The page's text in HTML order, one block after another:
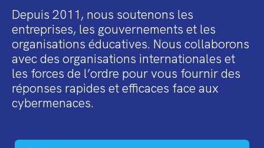
Depuis 2011, nous soutenons les
entreprises, les gouvernements et les
organisations éducatives. Nous collaborons
avec des organisations internationales et
les forces de l’ordre pour vous fournir des
réponses rapides et efficaces face aux
cybermenaces.